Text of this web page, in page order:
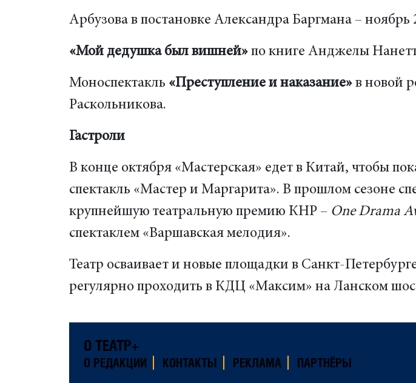
Арбузова в постановке Александра Баргмана – ноябрь
«Мой дедушка был вишней» по книге Анджелы
Моноспектакль «Преступление и наказание» в новой
Раскольникова.
Гастроли
В конце октября «Мастерская» едет в Китай, чтобы
спектакль «Мастер и Маргарита». В прошлом сезоне
крупнейшую театральную премию КНР – One Drama
спектаклем «Варшавская мелодия».
Театр осваивает и новые площадки в Санкт-
регулярно проходить в КДЦ «Максим» на Ланском
О ТЕАТР+
О РЕДАКЦИИ КОНТАКТЫ РЕКЛАМА ПАРТНЁРЫ